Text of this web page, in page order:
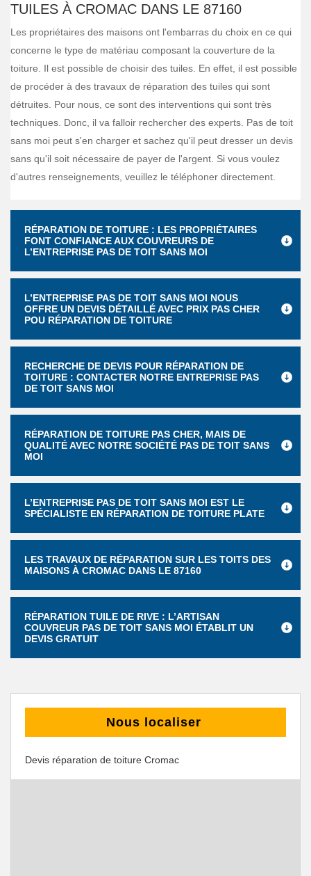
TUILES À CROMAC DANS LE 87160
Les propriétaires des maisons ont l'embarras du choix en ce qui
concerne le type de matériau composant la couverture de la
toiture. Il est possible de choisir des tuiles. En effet, il est possible
de procéder à des travaux de réparation des tuiles qui sont
détruites. Pour nous, ce sont des interventions qui sont très
techniques. Donc, il va falloir rechercher des experts. Pas de toit
sans moi peut s'en charger et sachez qu'il peut dresser un devis
sans qu'il soit nécessaire de payer de l'argent. Si vous voulez
d'autres renseignements, veuillez le téléphoner directement.
RÉPARATION DE TOITURE : LES PROPRIÉTAIRES
FONT CONFIANCE AUX COUVREURS DE
L’ENTREPRISE PAS DE TOIT SANS MOI
L’ENTREPRISE PAS DE TOIT SANS MOI NOUS
OFFRE UN DEVIS DÉTAILLÉ AVEC PRIX PAS CHER
POU RÉPARATION DE TOITURE
RECHERCHE DE DEVIS POUR RÉPARATION DE
TOITURE : CONTACTER NOTRE ENTREPRISE PAS
DE TOIT SANS MOI
RÉPARATION DE TOITURE PAS CHER, MAIS DE
QUALITÉ AVEC NOTRE SOCIÉTÉ PAS DE TOIT SANS
MOI
L’ENTREPRISE PAS DE TOIT SANS MOI EST LE
SPÉCIALISTE EN RÉPARATION DE TOITURE PLATE
LES TRAVAUX DE RÉPARATION SUR LES TOITS DES
MAISONS À CROMAC DANS LE 87160
RÉPARATION TUILE DE RIVE : L’ARTISAN
COUVREUR PAS DE TOIT SANS MOI ÉTABLIT UN
DEVIS GRATUIT
Nous localiser
Devis réparation de toiture Cromac